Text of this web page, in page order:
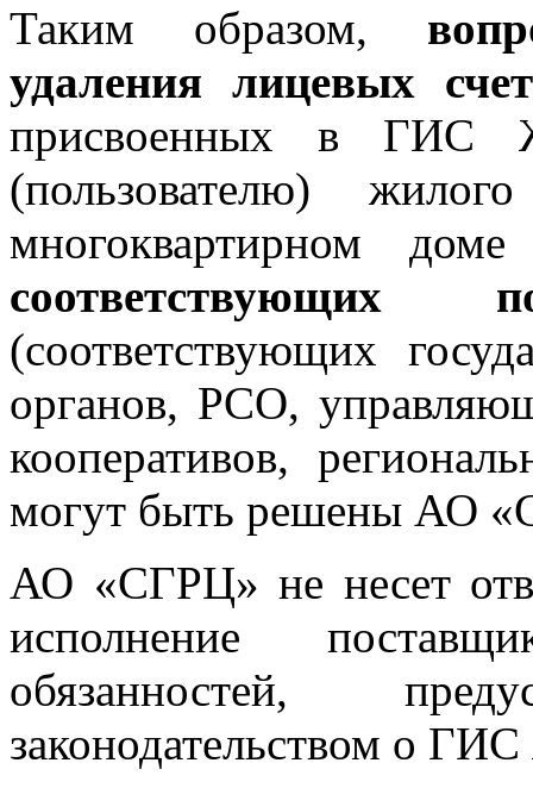
Таким образом,
удаления лицевых
присвоенных в ГИС
(пользователю)
многоквартирном
соответствующих
(соответствующих
органов, РСО,
кооперативов,
могут быть решены АО
АО «СГРЦ» не несет
исполнение
обязанностей,
законодательством о